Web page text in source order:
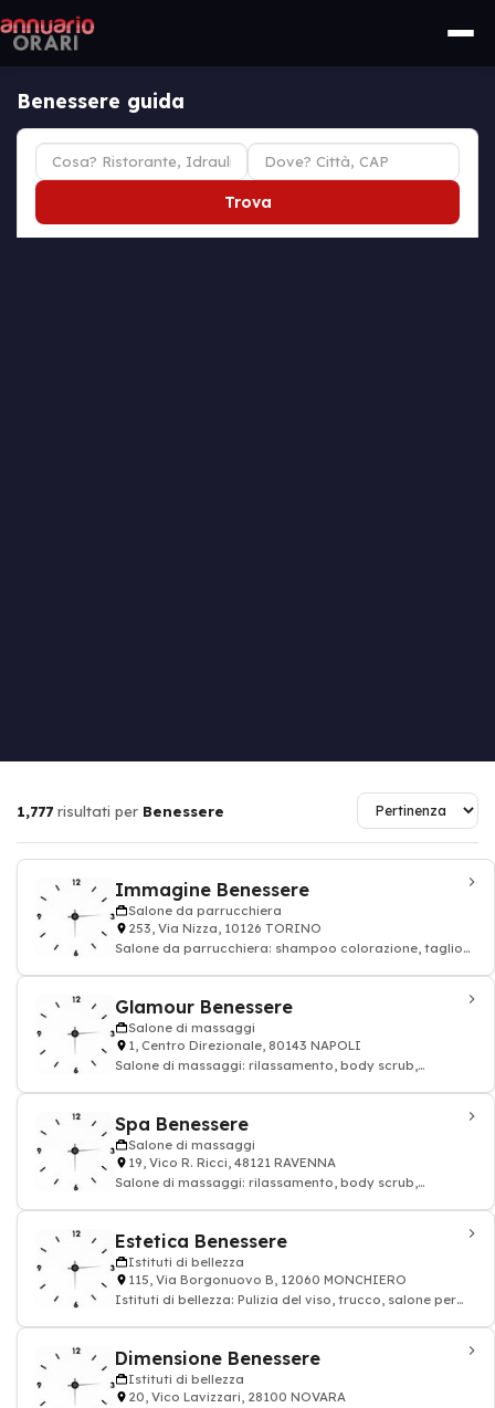
Benessere guida
Trova
1,777 risultati per Benessere
Immagine Benessere
Salone da parrucchiera
253, Via Nizza, 10126 TORINO
Salone da parrucchiera: shampoo colorazione, taglio
Glamour Benessere
Salone di massaggi
1, Centro Direzionale, 80143 NAPOLI
Salone di massaggi: rilassamento, body scrub,
Spa Benessere
Salone di massaggi
19, Vico R. Ricci, 48121 RAVENNA
Salone di massaggi: rilassamento, body scrub,
Estetica Benessere
Istituti di bellezza
115, Via Borgonuovo B, 12060 MONCHIERO
Istituti di bellezza: Pulizia del viso, trucco, salone per
Dimensione Benessere
Istituti di bellezza
20, Vico Lavizzari, 28100 NOVARA